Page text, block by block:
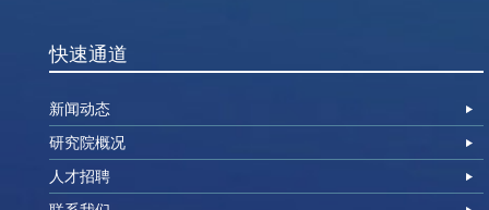
快速通道
新闻动态
研究院概况
人才招聘